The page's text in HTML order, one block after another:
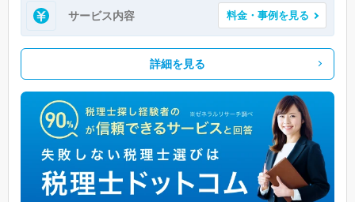
サービス内容 料金・事例を見る
詳細を見る